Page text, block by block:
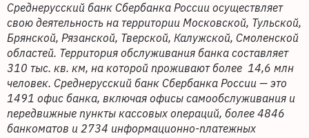
Среднерусский банк Сбербанка России осуществляет
свою деятельность на территории Московской, Тульской,
Брянской, Рязанской, Тверской, Калужской, Смоленской
областей. Территория обслуживания банка составляет
310 тыс. кв. км, на которой проживают более 14,6 млн
человек. Среднерусский банк Сбербанка России — это
1491 офис банка, включая офисы самообслуживания и
передвижные пункты кассовых операций, более 4846
банкоматов и 2734 информационно-платежных